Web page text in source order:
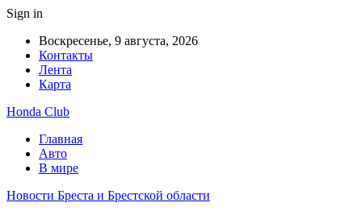
Sign in
Воскресенье, 9 августа, 2026
Контакты
Лента
Карта
Honda Club
Главная
Авто
В мире
Новости Бреста и Брестской области